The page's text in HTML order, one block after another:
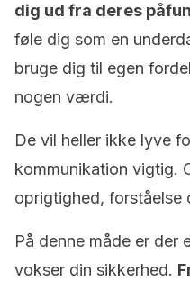
dig ud fra deres
føle dig som en
bruge dig til egen
nogen værdi.
De vil heller ikke lyve
kommunikation vigtig.
oprigtighed, forståelse
På denne måde er
vokser din sikkerhed.